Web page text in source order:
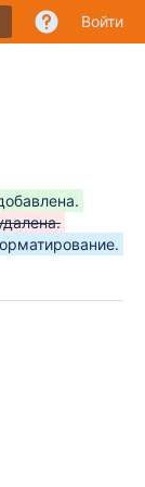
Войти